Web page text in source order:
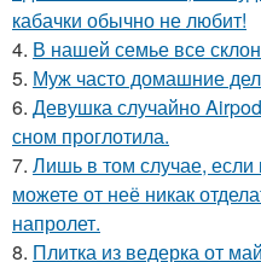
кабачки обычно не любит!
4. В нашей семье все
5. Муж часто домашние
6. Девушка случайно
сном проглотила.
7. Лишь в том случае,
можете от неё никак
напролет.
8. Плитка из ведерка от